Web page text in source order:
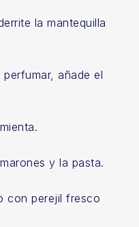
la mantequilla
añade el
y la pasta.
con perejil fresco